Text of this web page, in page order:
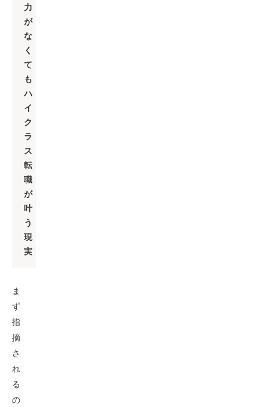
力
が
な
く
て
も
ハ
イ
ク
ラ
ス
転
職
が
叶
う
現
実
ま
ず
指
摘
さ
れ
る
の